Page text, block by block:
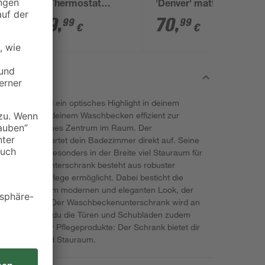
mit Thermostat
schwarz rund
179,99 €
'Denver' matt
schwarz
70,99 €
und ein optisches Highlight in deinem
Platz unter deinem Waschbecken effizient zur
ästhetisches Zentrum im Raum. Der
Pelipal wertet dein Badezimmer direkt auf. Seine
sodass du besonders in der Breite viel Stauraum für
besteht aus robuster
einfache Pflege ermöglicht. Dabei besticht die
mit einem modernen und eleganten Look, der
verleiht. Der Waschbeckenunterschrank wird an
kannst du die Türen und Schubladen zudem
oder Pflegeprodukte: Der Schrank bietet dir
ausreichend Stauraum.